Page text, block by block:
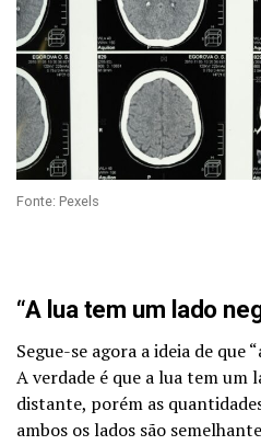
Fonte: Pexels
“A lua tem um lado
Segue-se agora a ideia de que
A verdade é que a lua tem
distante, porém as
ambos os lados são